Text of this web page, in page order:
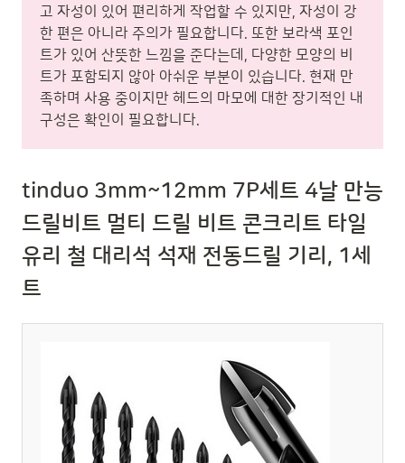
고 자성이 있어 편리하게 작업할 수 있지만, 자성이 강
한 편은 아니라 주의가 필요합니다. 또한 보라색 포인
트가 있어 산뜻한 느낌을 준다는데, 다양한 모양의 비
트가 포함되지 않아 아쉬운 부분이 있습니다. 현재 만
족하며 사용 중이지만 헤드의 마모에 대한 장기적인 내
구성은 확인이 필요합니다.
tinduo 3mm~12mm 7P세트 4날 만능
드릴비트 멀티 드릴 비트 콘크리트 타일
유리 철 대리석 석재 전동드릴 기리, 1세
트